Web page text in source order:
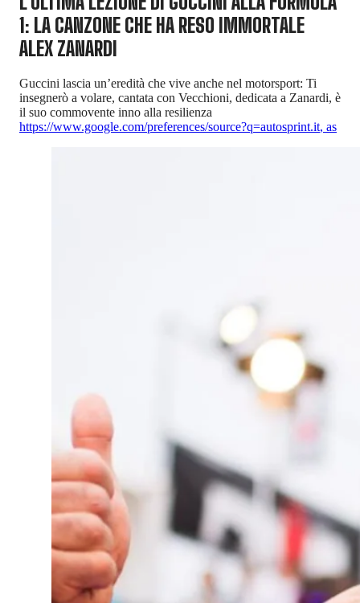
1: LA CANZONE CHE HA RESO IMMORTALE
ALEX ZANARDI
Guccini lascia un’eredità che vive anche nel motorsport: Ti
insegnerò a volare, cantata con Vecchioni, dedicata a Zanardi, è
il suo commovente inno alla resilienza
https://www.google.com/preferences/source?q=autosprint.it, as